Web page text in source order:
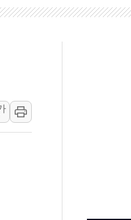
원장에 오중기 당선...합산득표
·경북 경선서 정청래에 승리…金
구·경북 경선 결과...김민석
경선 결과 발표...정청래 47.82%
경선 결과 발표...김민석 50.30%
장기고객 400명 맞이…"마음 잇